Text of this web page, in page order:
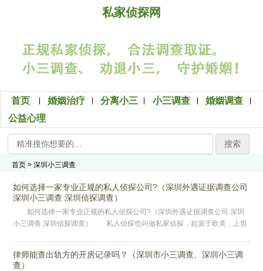
私家侦探网
首页 婚姻治疗 分离小三 小三调查
婚姻调查
公益心理
搜索
首页 > 深圳小三调查
如何选择一家专业正规的私人侦探公司?（深圳外遇证据调查公司
深圳小三调查 深圳侦探调查）
如何选择一家专业正规的私人侦探公司?（深圳外遇证据调查公司 深圳
小三调查 深圳侦探调查） 私人侦探也叫做私家侦探，起源于欧美，上世
律师能查出轨方的开房记录吗？（深圳市小三调查、深圳小三调
查）